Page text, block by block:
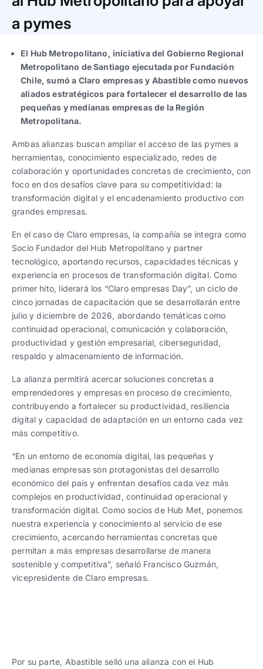
Trabaja con nosotros
Ver todas
Español English
Ver todas
Español English
progresivos de gestión
Español|English
Español|English
a pymes
El Hub Metropolitano, iniciativa del Gobierno Regional
Metropolitano de Santiago ejecutada por Fundación
Chile, sumó a Claro empresas y Abastible como nuevos
aliados estratégicos para fortalecer el desarrollo de las
pequeñas y medianas empresas de la Región
Metropolitana.
Ambas alianzas buscan ampliar el acceso de las pymes a
herramientas, conocimiento especializado, redes de
colaboración y oportunidades concretas de crecimiento, con
foco en dos desafíos clave para su competitividad: la
transformación digital y el encadenamiento productivo con
grandes empresas.
En el caso de Claro empresas, la compañía se integra como
Socio Fundador del Hub Metropolitano y partner
tecnológico, aportando recursos, capacidades técnicas y
experiencia en procesos de transformación digital. Como
primer hito, liderará los “Claro empresas Day”, un ciclo de
cinco jornadas de capacitación que se desarrollarán entre
julio y diciembre de 2026, abordando temáticas como
continuidad operacional, comunicación y colaboración,
productividad y gestión empresarial, ciberseguridad,
respaldo y almacenamiento de información.
La alianza permitirá acercar soluciones concretas a
emprendedores y empresas en proceso de crecimiento,
contribuyendo a fortalecer su productividad, resiliencia
digital y capacidad de adaptación en un entorno cada vez
más competitivo.
“En un entorno de economía digital, las pequeñas y
medianas empresas son protagonistas del desarrollo
económico del país y enfrentan desafíos cada vez más
complejos en productividad, continuidad operacional y
transformación digital. Como socios de Hub Met, ponemos
nuestra experiencia y conocimiento al servicio de ese
crecimiento, acercando herramientas concretas que
permitan a más empresas desarrollarse de manera
sostenible y competitiva”, señaló Francisco Guzmán,
vicepresidente de Claro empresas.
Por su parte, Abastible selló una alianza con el Hub